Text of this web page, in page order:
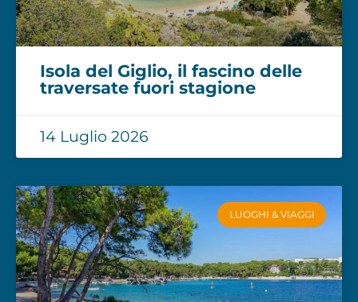
Isola del Giglio, il fascino delle
traversate fuori stagione
14 Luglio 2026
LUOGHI & VIAGGI